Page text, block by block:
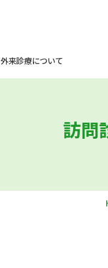
外来診療について
訪問